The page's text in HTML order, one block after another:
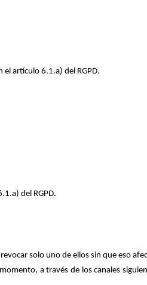
artículo 6.1.a) del RGPD.
del RGPD.
solo uno de ellos sin que eso
a través de los canales